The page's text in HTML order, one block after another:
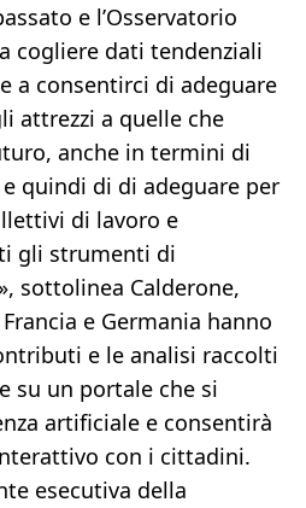
e l’Osservatorio
cogliere dati tendenziali
a consentirci di adeguare
attrezzi a quelle che
anche in termini di
quindi di di adeguare per
di lavoro e
gli strumenti di
sottolinea Calderone,
e Germania hanno
e le analisi raccolti
su un portale che si
artificiale e consentirà
con i cittadini.
esecutiva della